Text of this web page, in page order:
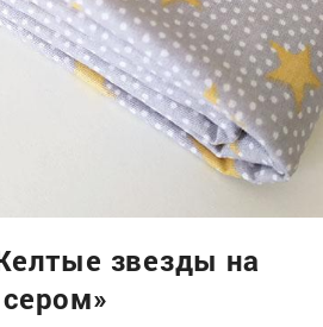
звезды на
сером»